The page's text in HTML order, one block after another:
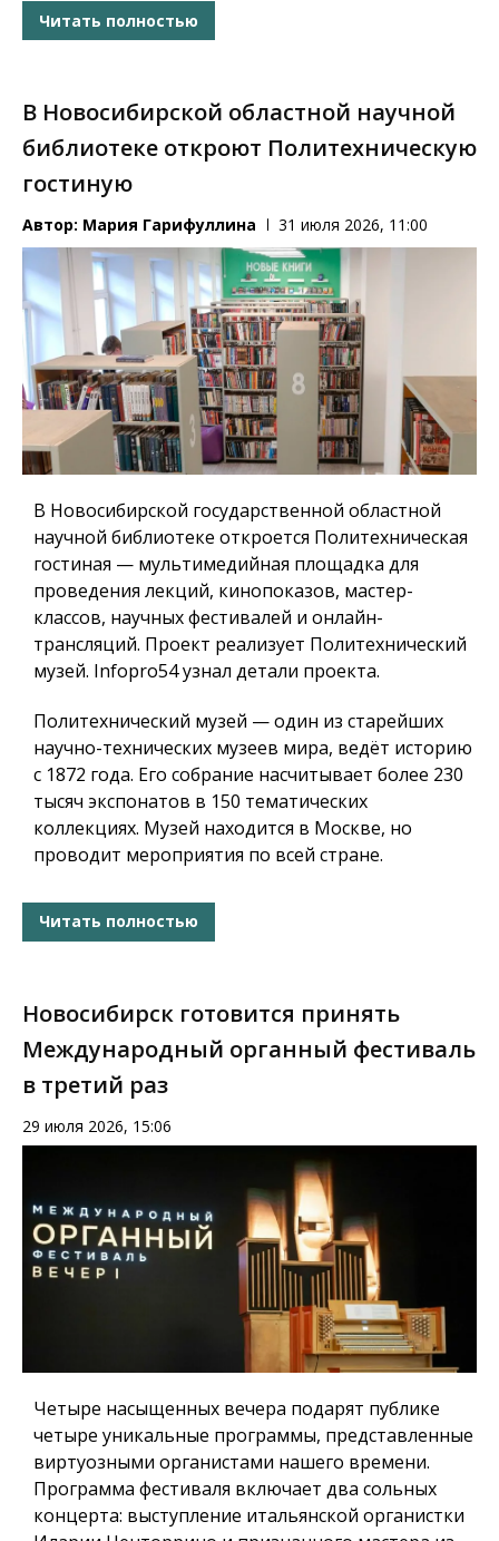
Читать полностью
В Новосибирской областной научной
библиотеке откроют Политехническую
гостиную
Автор: Мария Гарифуллина 31 июля 2026, 11:00
В Новосибирской государственной областной
научной библиотеке откроется Политехническая
гостиная — мультимедийная площадка для
проведения лекций, кинопоказов, мастер-
классов, научных фестивалей и онлайн-
трансляций. Проект реализует Политехнический
музей. Infopro54узнал детали проекта.
Политехнический музей — один из старейших
научно-технических музеев мира, ведёт историю
с 1872 года. Его собрание насчитывает более 230
тысяч экспонатов в 150 тематических
коллекциях. Музей находится в Москве, но
проводит мероприятия по всей стране.
Читать полностью
Новосибирск готовится принять
Международный органный фестиваль
в третий раз
29 июля 2026, 15:06
Четыре насыщенных вечера подарят публике
четыре уникальные программы, представленные
виртуозными органистами нашего времени.
Программа фестиваля включает два сольных
концерта: выступление итальянской органистки